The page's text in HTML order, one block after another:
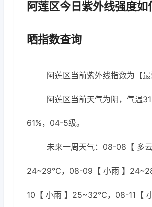
阿莲区今日紫外线强度如
晒指数查询
阿莲区当前紫外线指数为【最
阿莲区当前天气为阴，气温
61%，04-5级。
未来一周天气：08-08【 多云
24~29℃，08-09【 小雨 】
10【 小雨 】25~32℃，08-11【 小